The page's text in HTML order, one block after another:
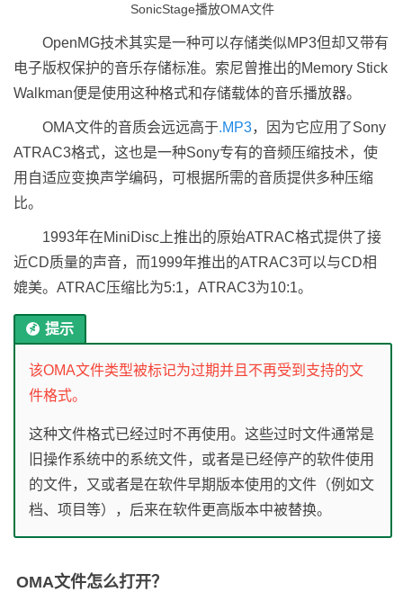
SonicStage播放OMA文件
OpenMG技术其实是一种可以存储类似MP3但却又带有
电子版权保护的音乐存储标准。索尼曾推出的Memory Stick
Walkman便是使用这种格式和存储载体的音乐播放器。
OMA文件的音质会远远高于.MP3，因为它应用了Sony
ATRAC3格式，这也是一种Sony专有的音频压缩技术，使
用自适应变换声学编码，可根据所需的音质提供多种压缩
比。
1993年在MiniDisc上推出的原始ATRAC格式提供了接
近CD质量的声音，而1999年推出的ATRAC3可以与CD相
媲美。ATRAC压缩比为5:1，ATRAC3为10:1。
提示
该OMA文件类型被标记为过期并且不再受到支持的文
件格式。
这种文件格式已经过时不再使用。这些过时文件通常是
旧操作系统中的系统文件，或者是已经停产的软件使用
的文件，又或者是在软件早期版本使用的文件（例如文
档、项目等），后来在软件更高版本中被替换。
OMA文件怎么打开？